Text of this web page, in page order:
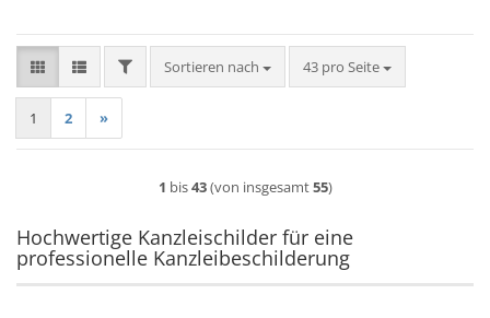
FILTERSortieren nach
Sortieren nach 43 pro Seite
pro Seite
1 2 »
1 bis43(von insgesamt55)
Hochwertige Kanzleischilder für eine
professionelle Kanzleibeschilderung